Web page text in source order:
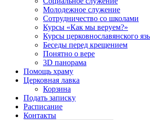
Молодежное служение
Сотрудничество со школами
Курсы «Как мы веруем?»
Курсы церковнославянского
Беседы перед крещением
Понятно о вере
3D панорама
Помощь храму
Церковная лавка
Корзина
Подать записку
Расписание
Контакты